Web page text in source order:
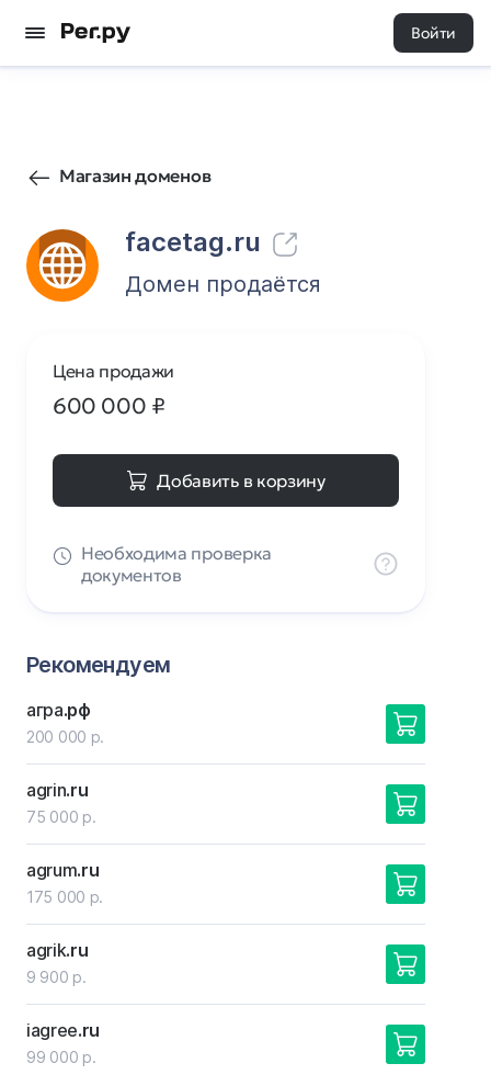
Войти
Магазин доменов
facetag.ru
4 0
Домен продаётся
Цена продажи
600 000 ₽
Добавить в корзину
Необходима проверка
документов
Рекомендуем
агра.рф
200 000 р.
agrin.ru
75 000 р.
agrum.ru
175 000 р.
agrik.ru
9 900 р.
iagree.ru
99 000 р.